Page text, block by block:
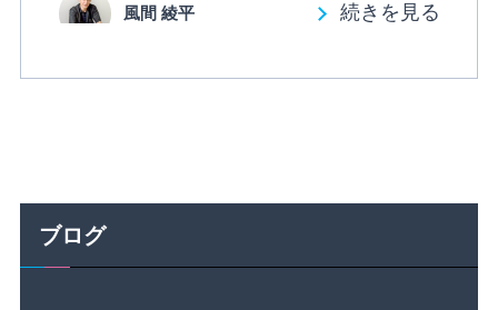
風間 綾平 続きを見る
ブログ